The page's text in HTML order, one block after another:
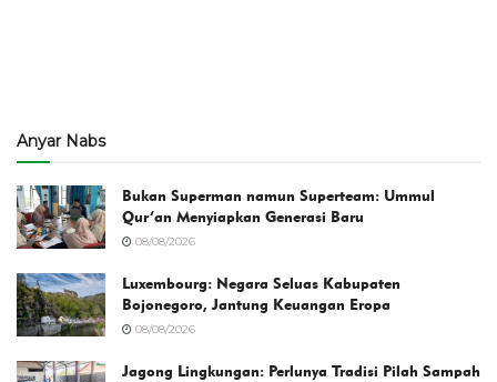
Anyar Nabs
Bukan Superman namun Superteam: Ummul
Qur’an Menyiapkan Generasi Baru
08/08/2026
Luxembourg: Negara Seluas Kabupaten
Bojonegoro, Jantung Keuangan Eropa
08/08/2026
Jagong Lingkungan: Perlunya Tradisi Pilah Sampah